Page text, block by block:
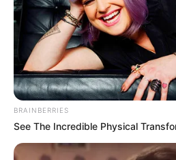
BRAINBERRIES
See The Incredible Physical